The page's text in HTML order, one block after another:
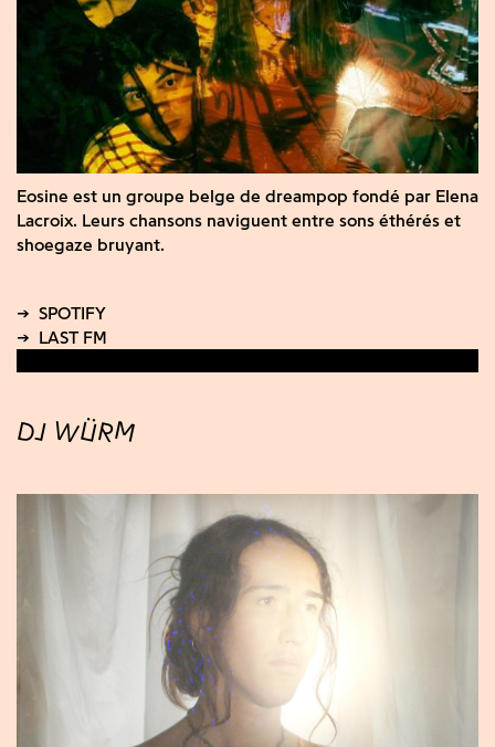
Eosine est un groupe belge de dreampop fondé par Elena
Lacroix. Leurs chansons naviguent entre sons éthérés et
shoegaze bruyant.
DJ WÜRM